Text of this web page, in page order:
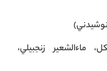
ماءالشعير زنجبيلي،